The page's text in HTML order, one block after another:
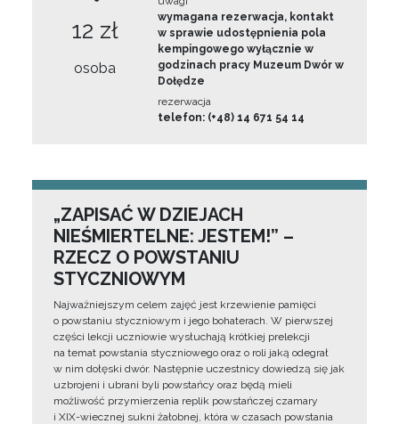
12 zł
osoba
wymagana rezerwacja, kontakt
w sprawie udostępnienia pola
kempingowego wyłącznie w
godzinach pracy Muzeum Dwór w
Dołędze
rezerwacja
telefon: (+48) 14 671 54 14
„ZAPISAĆ W DZIEJACH
NIEŚMIERTELNE: JESTEM!” –
RZECZ O POWSTANIU
STYCZNIOWYM
Najważniejszym celem zajęć jest krzewienie pamięci
o powstaniu styczniowym i jego bohaterach. W pierwszej
części lekcji uczniowie wysłuchają krótkiej prelekcji
na temat powstania styczniowego oraz o roli jaką odegrał
w nim dołęski dwór. Następnie uczestnicy dowiedzą się jak
uzbrojeni i ubrani byli powstańcy oraz będą mieli
możliwość przymierzenia replik powstańczej czamary
i XIX-wiecznej sukni żałobnej, która w czasach powstania